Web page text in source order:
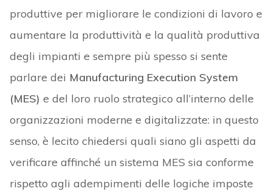
produttive per migliorare le condizioni di lavoro e
aumentare la produttività e la qualità produttiva
degli impianti e sempre più spesso si sente
parlare dei Manufacturing Execution System
(MES) e del loro ruolo strategico all’interno delle
organizzazioni moderne e digitalizzate: in questo
senso, è lecito chiedersi quali siano gli aspetti da
verificare affinché un sistema MES sia conforme
rispetto agli adempimenti delle logiche imposte